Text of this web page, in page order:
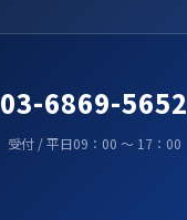
03-6869-5652
受付 / 平日09：00 ～ 17：00